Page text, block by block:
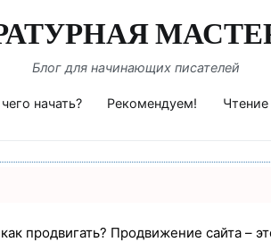
Блог для начинающих писателей
начать? Рекомендуем! Чтение
продвигать? Продвижение сайта